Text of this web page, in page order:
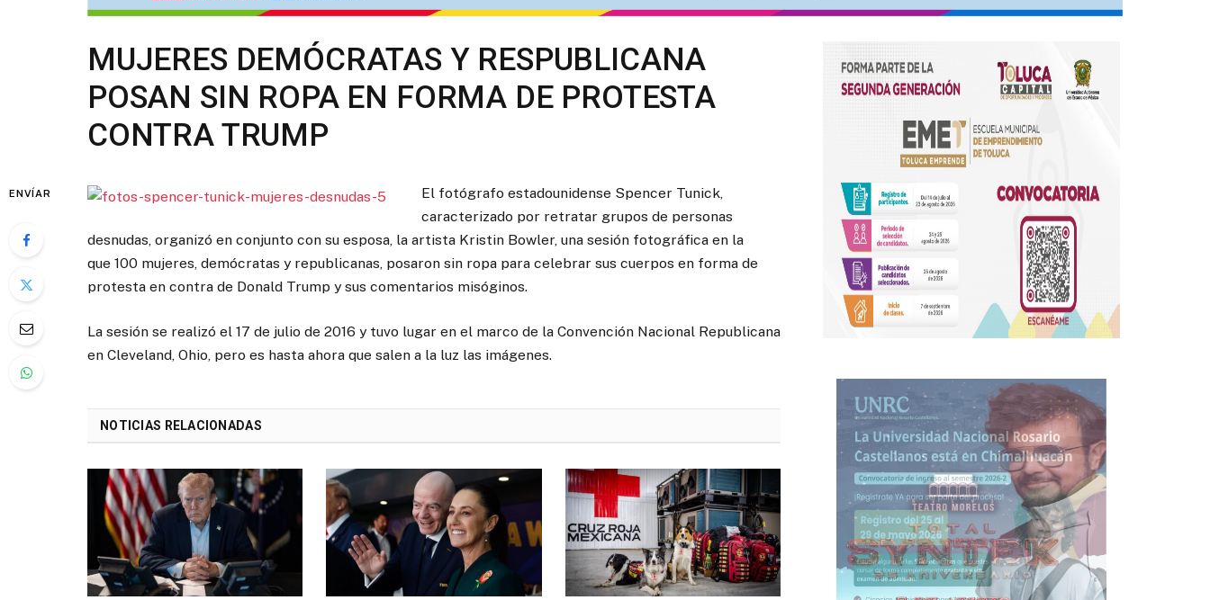
MUJERES DEMÓCRATAS Y RESPUBLICANA
POSAN SIN ROPA EN FORMA DE PROTESTA
CONTRA TRUMP
ENVÍAR
El fotógrafo estadounidense Spencer Tunick,
caracterizado por retratar grupos de personas
desnudas, organizó en conjunto con su esposa, la artista Kristin Bowler, una sesión fotográfica en la
que 100 mujeres, demócratas y republicanas, posaron sin ropa para celebrar sus cuerpos en forma de
protesta en contra de Donald Trump y sus comentarios misóginos.
La sesión se realizó el 17 de julio de 2016 y tuvo lugar en el marco de la Convención Nacional Republicana
en Cleveland, Ohio, pero es hasta ahora que salen a la luz las imágenes.
NOTICIAS RELACIONADAS